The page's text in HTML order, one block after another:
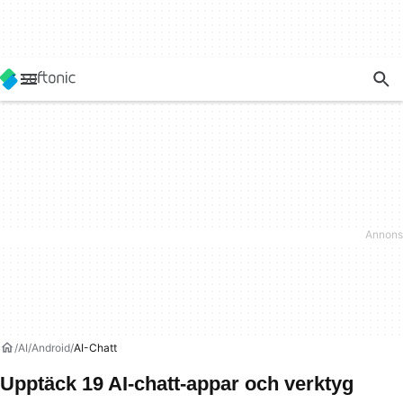
AI Android AI-Chatt
Upptäck 19 AI-chatt-appar och verktyg